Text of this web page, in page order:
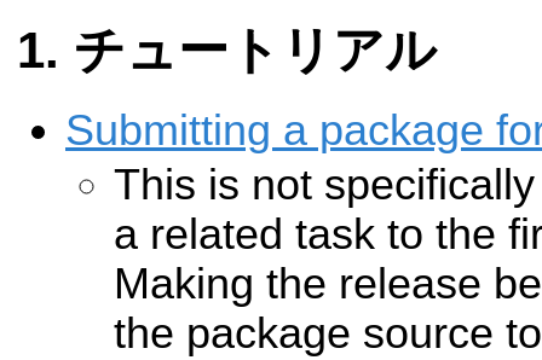
チュートリアル
Submitting a package
This is not
a related task to the
Making the release
the package source